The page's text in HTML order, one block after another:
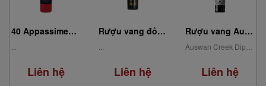
40 Appassimento Puglia IGP
Liên hệ
Rượu vang đỏ R7 Gold Primitivo Limited Edition 0.75L
Liên hệ
Rượu vang Auswan Creek Diplomat 45 Shiraz
Liên hệ